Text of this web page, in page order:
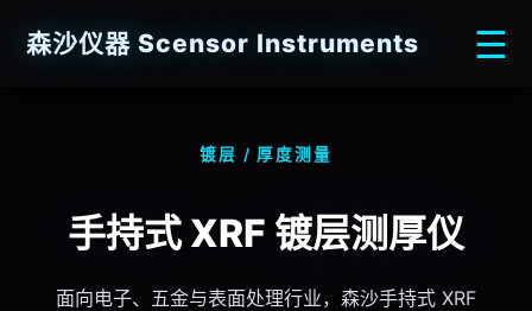
森沙仪器 Scensor Instruments ☰
镀层 / 厚度测量
手持式 XRF 镀层测厚仪
面向电子、五金与表面处理行业，森沙手持式 XRF